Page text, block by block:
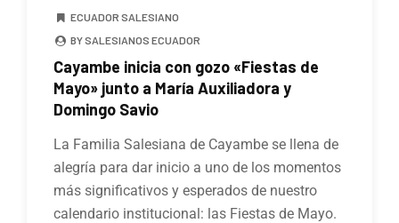
ECUADOR SALESIANO
BY SALESIANOS ECUADOR
Cayambe inicia con gozo «Fiestas de
Mayo» junto a María Auxiliadora y
Domingo Savio
La Familia Salesiana de Cayambe se llena de
alegría para dar inicio a uno de los momentos
más significativos y esperados de nuestro
calendario institucional: las Fiestas de Mayo.